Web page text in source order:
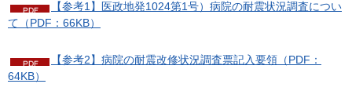
【参考1】医政地発1024第1号）病院の耐震状況調査につい
て（PDF：66KB）
【参考2】病院の耐震改修状況調査票記入要領（PDF：
64KB）